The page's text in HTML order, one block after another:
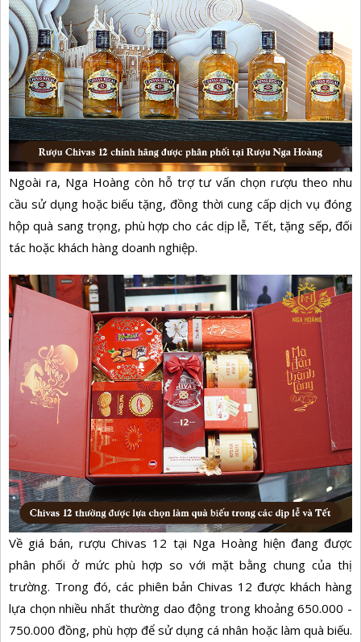
Ngoài ra, Nga Hoàng còn hỗ trợ tư vấn chọn rượu theo nhu
cầu sử dụng hoặc biếu tặng, đồng thời cung cấp dịch vụ đóng
hộp quà sang trọng, phù hợp cho các dịp lễ, Tết, tặng sếp, đối
tác hoặc khách hàng doanh nghiệp.
Về giá bán, rượu Chivas 12 tại Nga Hoàng hiện đang được
phân phối ở mức phù hợp so với mặt bằng chung của thị
trường. Trong đó, các phiên bản Chivas 12 được khách hàng
lựa chọn nhiều nhất thường dao động trong khoảng 650.000 -
750.000 đồng, phù hợp để sử dụng cá nhân hoặc làm quà biếu.